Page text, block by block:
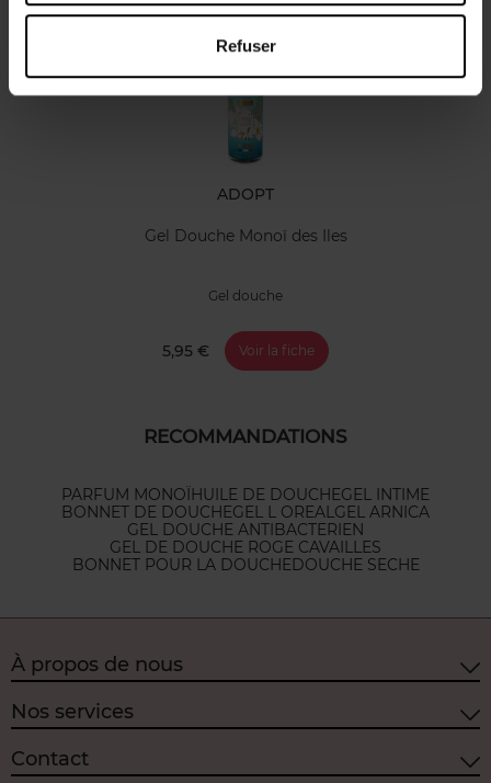
Refuser
ADOPT
Gel Douche Monoï des Iles
Gel douche
5,95 € Voir la fiche
RECOMMANDATIONS
PARFUM MONOÏHUILE DE DOUCHEGEL INTIME
BONNET DE DOUCHEGEL L OREALGEL ARNICA
GEL DOUCHE ANTIBACTERIEN
GEL DE DOUCHE ROGE CAVAILLES
BONNET POUR LA DOUCHEDOUCHE SECHE
À propos de nous
Nos services
Contact